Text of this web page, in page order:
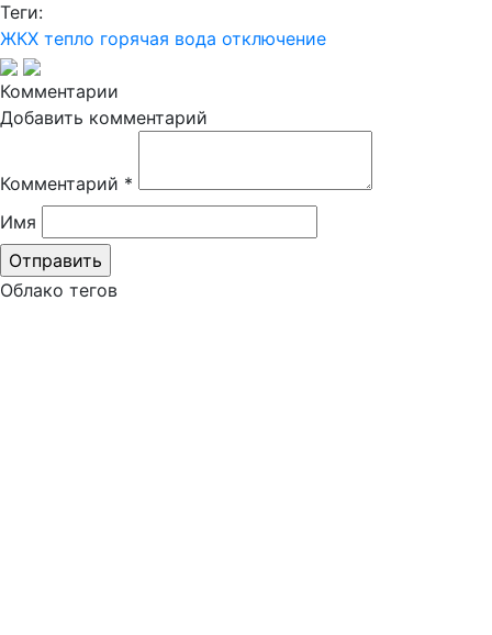
Теги:
ЖКХ тепло горячая вода отключение
Комментарии
Добавить комментарий
Комментарий *
Имя
Облако тегов